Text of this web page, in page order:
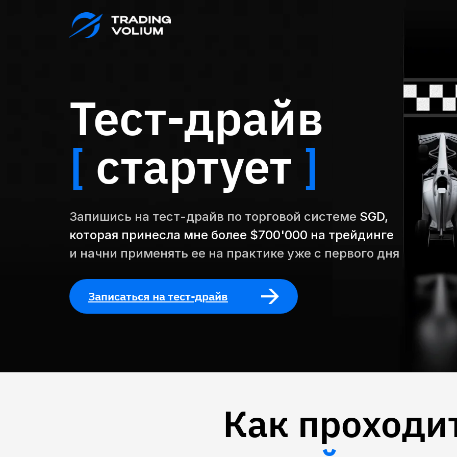
Тест-драйв
[ стартует ]
Запишись на тест-драйв по торговой системе SGD,
которая принесла мне более $700'000 на трейдинге
и начни применять ее на практике уже с первого дня
Записаться на тест-драйв
Как